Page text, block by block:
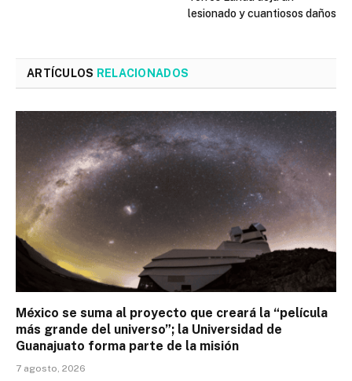
lesionado y cuantiosos daños
ARTÍCULOS RELACIONADOS
México se suma al proyecto que creará la “película
más grande del universo”; la Universidad de
Guanajuato forma parte de la misión
7 agosto, 2026